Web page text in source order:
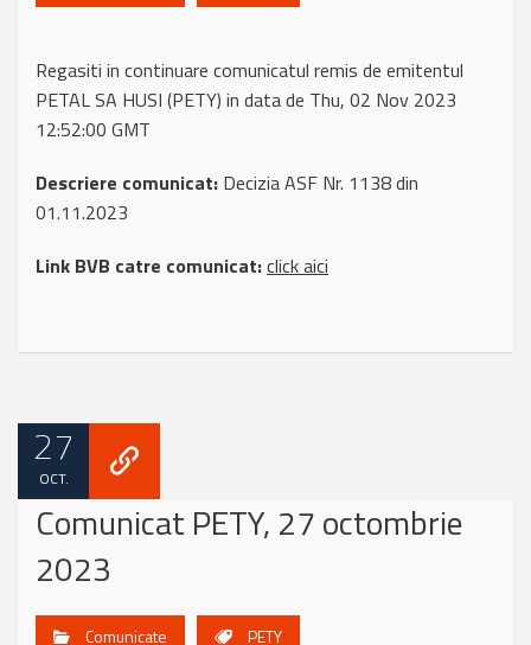
Regasiti in continuare comunicatul remis de emitentul
PETAL SA HUSI (PETY) in data de Thu, 02 Nov 2023
12:52:00 GMT
Descriere comunicat: Decizia ASF Nr. 1138 din
01.11.2023
Link BVB catre comunicat:click aici
27
OCT.
Comunicat PETY, 27 octombrie
2023
Comunicate PETY